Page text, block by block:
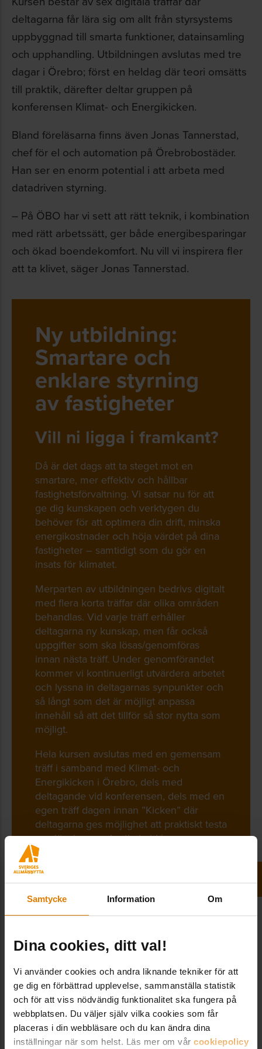
Samtycke Information Om
Dina cookies, ditt val!
Vi använder cookies och andra liknande tekniker för att
ge dig en förbättrad upplevelse, sammanställa statistik
och för att viss nödvändig funktionalitet ska fungera på
webbplatsen. Du väljer själv vilka cookies som får
placeras i din webbläsare och du kan ändra dina
inställningar när som helst. Läs mer om vår cookiepolicy
deltagarna får lära sig om allt från styrsystems
uppbyggnad till smarta funktioner, datainsamling
och upphandling. Utbildningen avslutas med tre
dagar i Örebro; först en heldag där teori omsätts
till praktik, därefter deltar gruppen på
konferensen Klimat- och Energikicken.
Bland föreläsarna finns även Jonas Tannerstad,
chef för el och automation på Örebrobostäder.
Han ser en enorm potential i att arbeta med
datadriven styrning.
– På ÖBO har vi sett att rätt teknik, i kombination
med rätt arbetssätt, ger både energibesparingar
och ökad boendekomfort. Nu vill vi inspirera fler
att ta klivet, säger Jonas Tannerstad.
Ny utbildning:
Smartare och
enklare styrning
av fastigheter
Vill ni ligga i framkant?
Då är det dags att ta steget mot en
smartare, mer effektiv och hållbar
fastighetsförvaltning. Vi satsar nu för att
ge dig kunskapen och verktygen du
behöver för att optimera din drift, minska
energikostnader och höja värdet på dina
fastigheter – samtidigt som du gör en
insats för klimatet.
Merparten av utbildningen bedrivs digitalt
med flera korta träffar där olika områden
behandlas. Vid varje träff erhåller
deltagarna ny kunskap, men får också
uppgifter som ska lösas/genomföras
innan nästa träff. Under genomförandet
kommer vi kontinuerligt utvärdera arbetet
och lyssna in deltagarnas synpunkter och
så långt som det är möjligt anpassa
innehåll så att det tillför så stor nytta som
möjligt.
Hela kursen avslutas med en gemensam
träff i samband med Klimat- och
Energikicken i Örebro, dels med
deltagande vid konferensen, dels med en
egen träff dagen innan ”Kicken” där
deltagarna ges möjlighet att praktiskt testa
nya lösningar och utbyta idéer.